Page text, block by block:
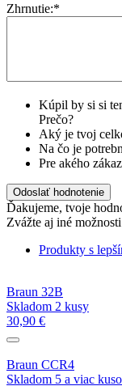
Zhrnutie:*
Kúpil by si si
Prečo?
Aký je tvoj
Na čo je
Pre akého
Odoslať hodnotenie
Ďakujeme, tvoje
Zvážte aj iné možnosti
Produkty s
Braun 32B
Skladom 2 kusy
30,90 €
Braun CCR4
Skladom 5 a viac